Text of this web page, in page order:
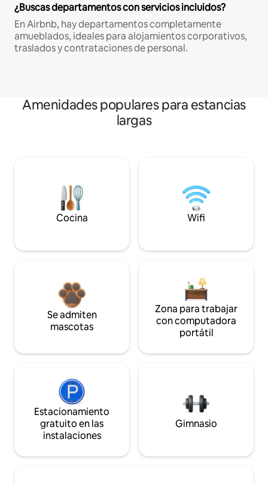
¿Buscas departamentos con servicios incluidos?
En Airbnb, hay departamentos completamente
amueblados, ideales para alojamientos corporativos,
traslados y contrataciones de personal.
Amenidades populares para estancias
largas
Cocina Wifi
Se admiten
mascotas
Zona para trabajar
con computadora
portátil
Estacionamiento
gratuito en las
instalaciones
Gimnasio